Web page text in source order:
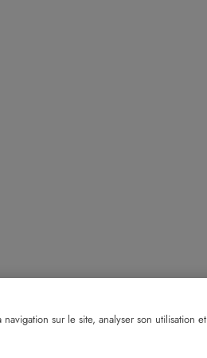
sur le site, analyser son utilisation et